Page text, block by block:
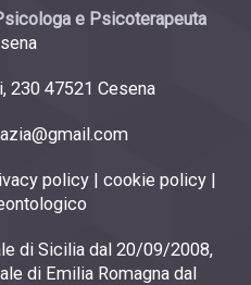
e Psicoterapeuta
230 47521 Cesena
policy | cookie policy |
di Sicilia dal 20/09/2008,
di Emilia Romagna dal